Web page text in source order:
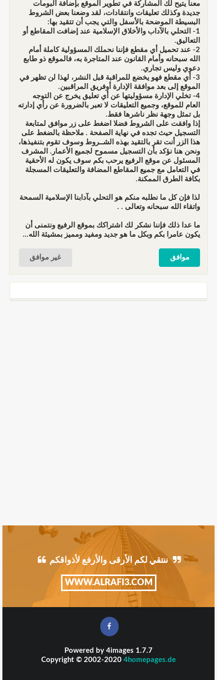
معنا يتيح لك المشاركة في تطوير الموقع بإضافة ألبومات
جديدة وكذلك تعليقات وانتقادات، لقد وضعنا بعض الشروط
البسيطة الموضحة بالأسفل والتي يجب أن تتقيد بها:
1- التحلي بالآداب والأخلاق الإسلامية عند إضافت المقاطع أو
التعاليق.
2- عند تحميل أي مقطع فإننا نحملك المسؤولية كاملة أمام
الله سبحانه وأمام القانون عند المتاجرة به، فالموقع ذو طابع
دعوي وليس تجاري.
3- أي مقطع فهو يخضع للمراقبة قبل النشر، لهذا لن تظهر في
الموقع إلى بعد موافقة الإدارة أوفريق المراقبين.
4- تخلي الإدارة مسؤوليتها عن أي تعليق يخرج عن التوجه
العام للموقع، وجميع التعليقات لا تعبر بالضرورة عن رأي إدارته
بل تمثل وجهة نظر ناشرها فقط.
إذا وافقت على الشروط فضلا اضغط على زر موافق لمتابعة
التسجيل حيث تجده في نهاية الصفحة . ملاحظة بالضغط على
هذا الزر أنت تقر بالتقيد بهذه الشــروط وسوف تقوم بتنفيذها،
ونحن هنا نؤكد بأن التسجيل مسموح لجميع الأعمار. المشرف
المسئول عن موقع الرفيع يرحب بكم سوف يكون له الأحقية
في التعامل مع جميع المقاطع المضافة والتعليقات المسجلة
بكافة الطرق الممكنة.
لذا فإن كل ما نطلبه منكم هو التحلي بآدابنا الإسلامية السمحة
واتقاء الله سبحانه وتعالى . .
ما عدا ذلك فإننا نشكر لك اشتراكك بموقع الرفيع ونتمنى أن
يكون عامرا بكم وبكل ما هو جديد ومفيد ومميز بمشيئة الله...
ننتقي لكم الأرقى والأرفع لأذواقكم
WWW.ALRAFI3.COM
Powered by 4images 1.7.7
Copyright © 2002-2020 4homepages.de